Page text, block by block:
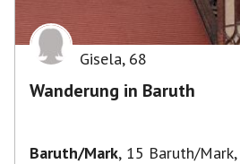
Gisela, 68
Wanderung in Baruth
Baruth/Mark, 15 Baruth/